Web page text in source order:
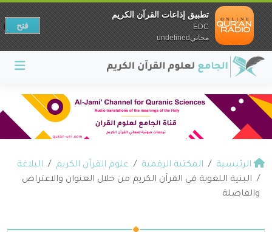
الرئيسية المكتبة الرقمية علوم القرآن الكريم
البلاغة
البنية اللغوية في القرآن الكريم من خلال العنوان والاعتراض
والفاصلة
تطبيق إذاعات القرآن الكريم
EDC
مجانيundefined
فتح